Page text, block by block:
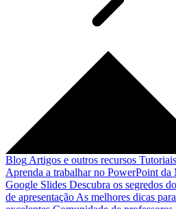
Blog Artigos e outros recursos
Aprenda a trabalhar no PowerPoint da
Google Slides Descubra os segredos
de apresentação As melhores dicas